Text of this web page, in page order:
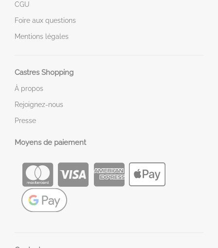
CGU
Foire aux questions
Mentions légales
Castres Shopping
À propos
Rejoignez-nous
Presse
Moyens de paiement